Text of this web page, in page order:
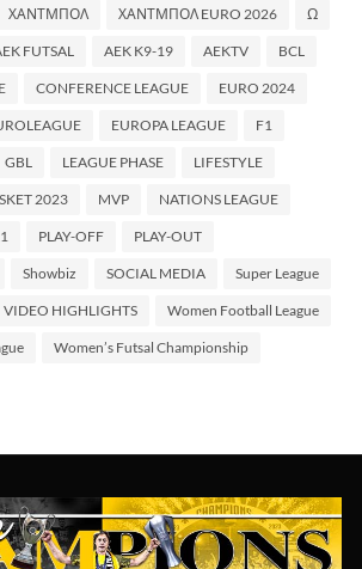
ΧΑΝΤΜΠΟΛ ΧΑΝΤΜΠΟΛ EURO 2026 Ω
FUTSAL AEK K9-19 AEKTV BCL
CONFERENCE LEAGUE EURO 2024
EUROPA LEAGUE F1
GBL LEAGUE PHASE LIFESTYLE
2023 MVP NATIONS LEAGUE
PLAY-OFF PLAY-OUT
Showbiz SOCIAL MEDIA Super League
VIDEO HIGHLIGHTS Women Football League
Women’s Futsal Championship